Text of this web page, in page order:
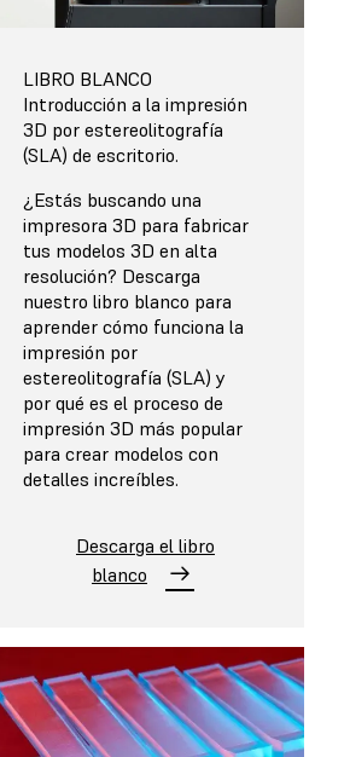
LIBRO BLANCO
Introducción a la impresión
3D por estereolitografía
(SLA) de escritorio.
¿Estás buscando una
impresora 3D para fabricar
tus modelos 3D en alta
resolución? Descarga
nuestro libro blanco para
aprender cómo funciona la
impresión por
estereolitografía (SLA) y
por qué es el proceso de
impresión 3D más popular
para crear modelos con
detalles increíbles.
Descarga el libro
blanco